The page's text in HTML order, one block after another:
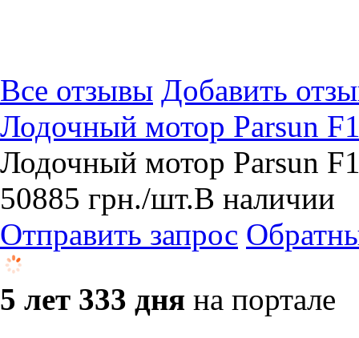
Все отзывы Добавить
Лодочный мотор Parsun
Лодочный мотор Parsun
50885 грн./шт.В наличии
Отправить запрос
5 лет 333 дня на портале